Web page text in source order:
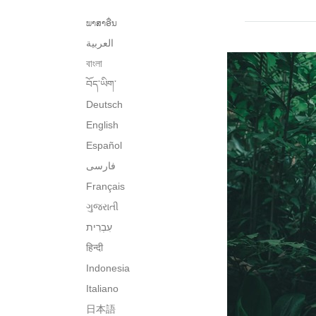
ພາສາອື່ນ
العربية
বাংলা
བོད་ཡིག་
Deutsch
English
Español
فارسی
Français
ગુજરાતી
हिन्दी
Indonesia
Italiano
日本語